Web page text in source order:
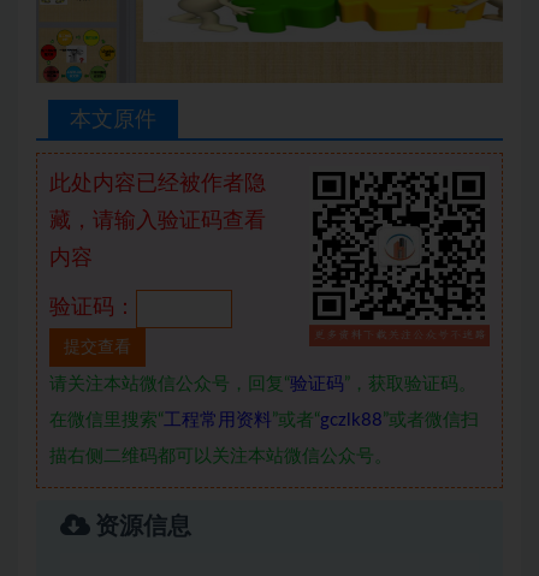
本文原件
此处内容已经被作者隐
藏，请输入验证码查看
内容
验证码：
请关注本站微信公众号，回复“验证码”，获取验证码。
在微信里搜索“ 工程常用资料”或者“gczlk88”或者微信扫
描右侧二维码都可以关注本站微信公众号。
资源信息